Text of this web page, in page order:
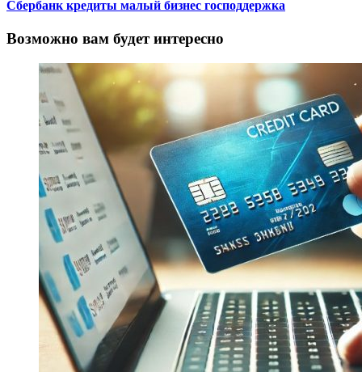
Сбербанк кредиты малый бизнес господдержка
Возможно вам будет интересно